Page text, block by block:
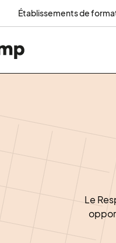
Établissements de
Le